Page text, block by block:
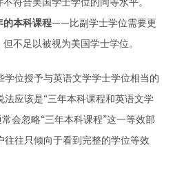
的本科课程——比副学士学位需要更
不足以被视为美国学士学位。
学位授予与英语文学学士学位相当的
应该是“三年本科课程和英语文学
会忽略“三年本科课程”这一等效部
往往只倾向于看到完整的学位等效